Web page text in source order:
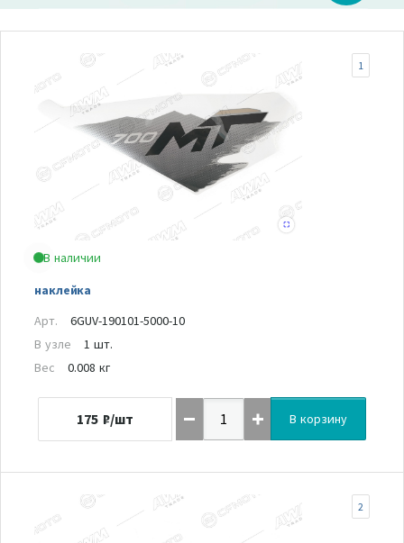
В наличии
наклейка
1
Арт.
6GUV-190101-5000-10
В узле
1 шт.
Вес
0.008 кг
175 ₽/шт В корзину
2